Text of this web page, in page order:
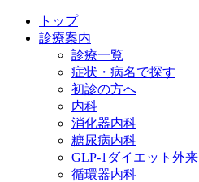
トップ
診療案内
診療一覧
症状・病名で探す
初診の方へ
内科
消化器内科
糖尿病内科
GLP‐1ダイエット外来
循環器内科